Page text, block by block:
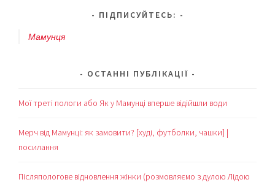
ПІДПИСУЙТЕСЬ:
Мамунця
ОСТАННІ ПУБЛІКАЦІЇ
Мої треті пологи або Як у Мамунці вперше відійшли води
Мерч від Мамунці: як замовити? [худі, футболки, чашки] |
посилання
Післяпологове відновлення жінки (розмовляємо з дулою Лідою